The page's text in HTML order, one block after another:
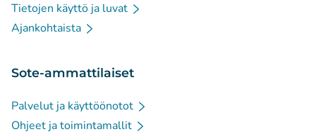
Tietojen käyttö ja luvat
Ajankohtaista
Sote-ammattilaiset
Palvelut ja käyttöönotot
Ohjeet ja toimintamallit